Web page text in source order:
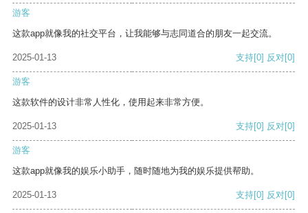
游客
这款app就像我的社交平台，让我能够与志同道合的朋友一起交流。
2025-01-13 支持[0] 反对[0]
游客
这款软件的设计非常人性化，使用起来非常方便。
2025-01-13 支持[0] 反对[0]
游客
这款app就像我的娱乐小助手，随时随地为我的娱乐提供帮助。
2025-01-13 支持[0] 反对[0]